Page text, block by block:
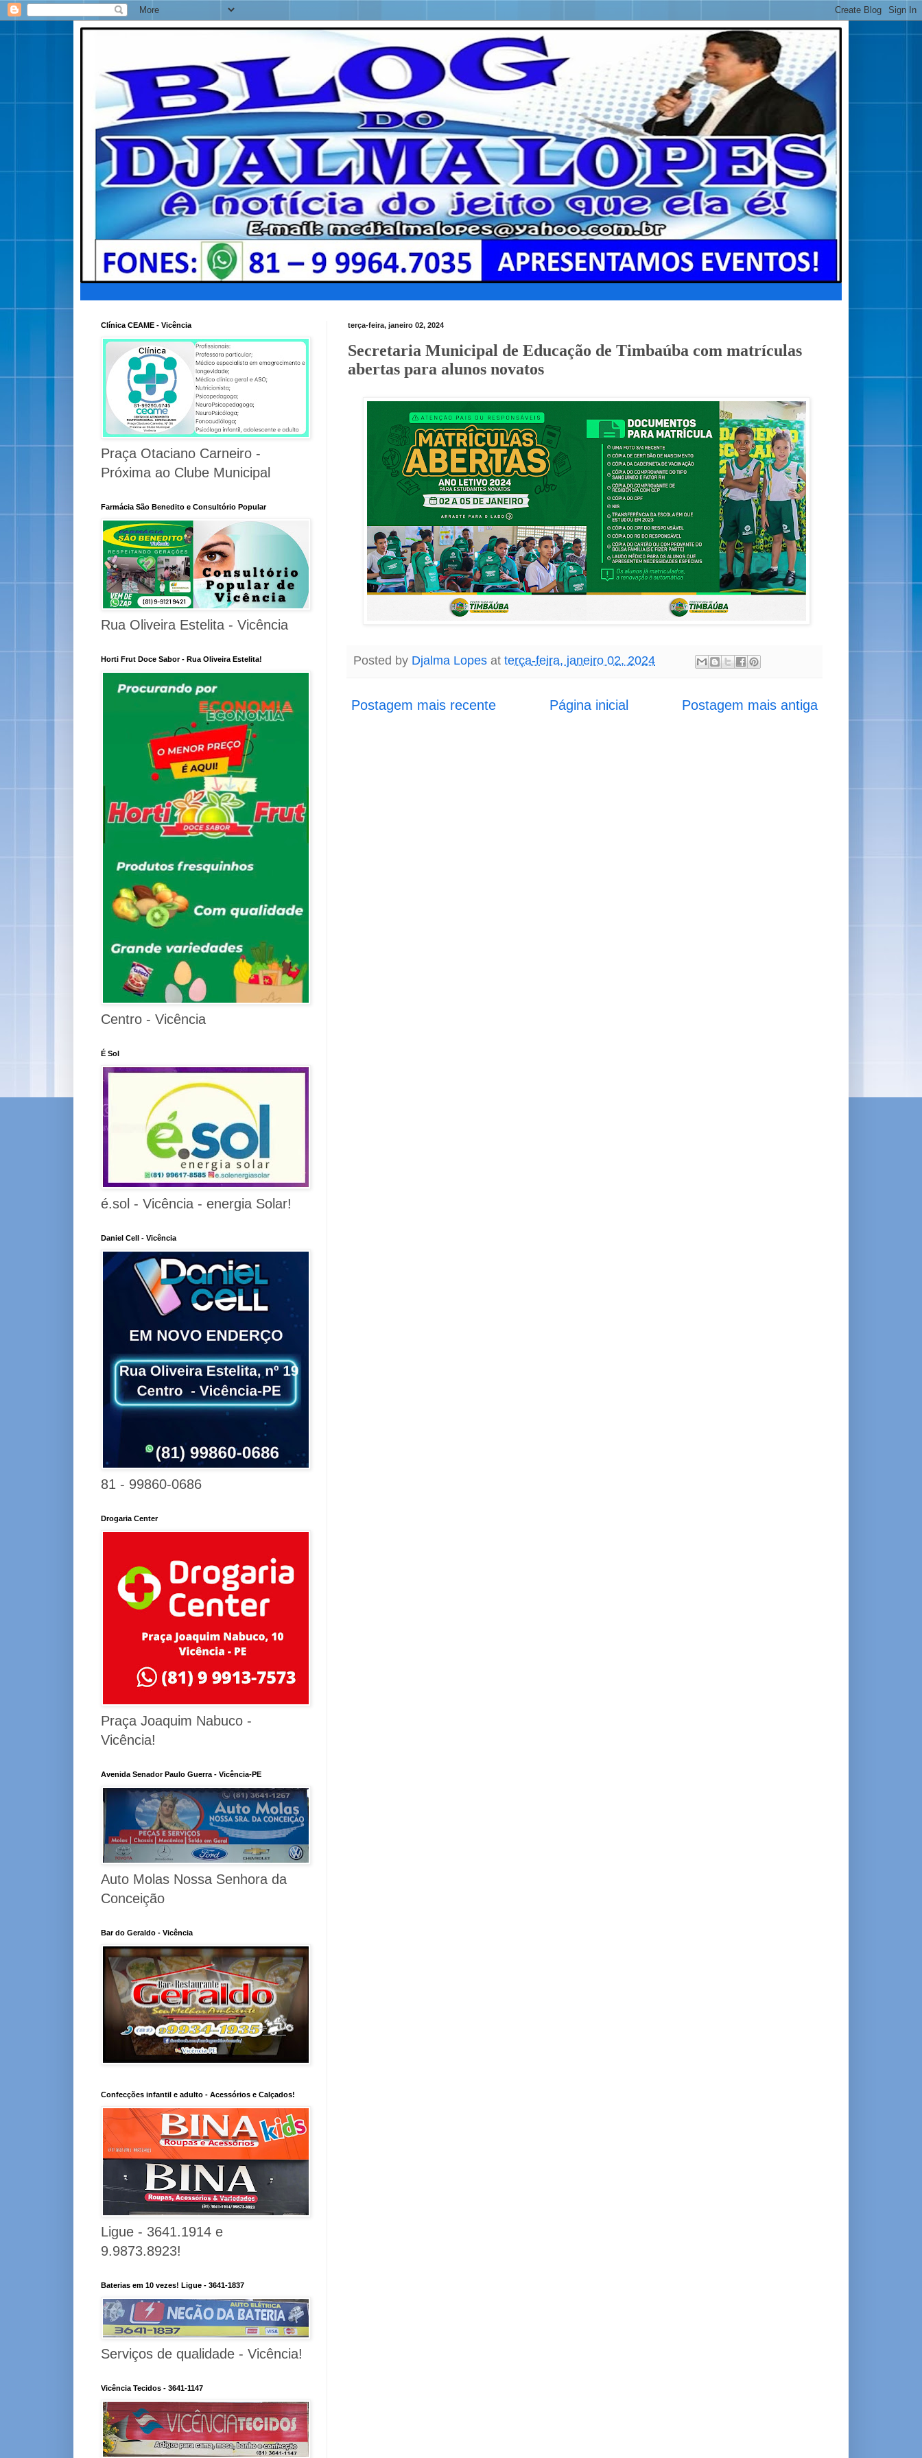
terça-feira, janeiro 02, 2024
Secretaria Municipal de Educação de Timbaúba com matrículas
abertas para alunos novatos
Posted by Djalma Lopes at terça-feira, janeiro 02, 2024
Postagem mais recente Postagem mais antiga
Página inicial
Clínica CEAME - Vicência
Praça Otaciano Carneiro -
Próxima ao Clube Municipal
Farmácia São Benedito e Consultório Popular
Rua Oliveira Estelita - Vicência
Horti Frut Doce Sabor - Rua Oliveira Estelita!
Centro - Vicência
É Sol
é.sol - Vicência - energia Solar!
Daniel Cell - Vicência
81 - 99860-0686
Drogaria Center
Praça Joaquim Nabuco -
Vicência!
Avenida Senador Paulo Guerra - Vicência-PE
Auto Molas Nossa Senhora da
Conceição
Bar do Geraldo - Vicência
Confecções infantil e adulto - Acessórios e Calçados!
Ligue - 3641.1914 e
9.9873.8923!
Baterias em 10 vezes! Ligue - 3641-1837
Serviços de qualidade - Vicência!
Vicência Tecidos - 3641-1147